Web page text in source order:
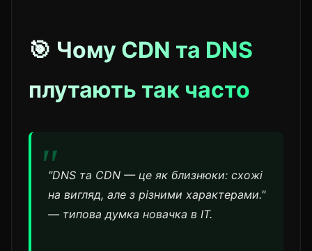
🎯 Чому CDN та DNS
плутають так часто
"DNS та CDN — це як близнюки: схожі
на вигляд, але з різними характерами."
— типова думка новачка в IT.